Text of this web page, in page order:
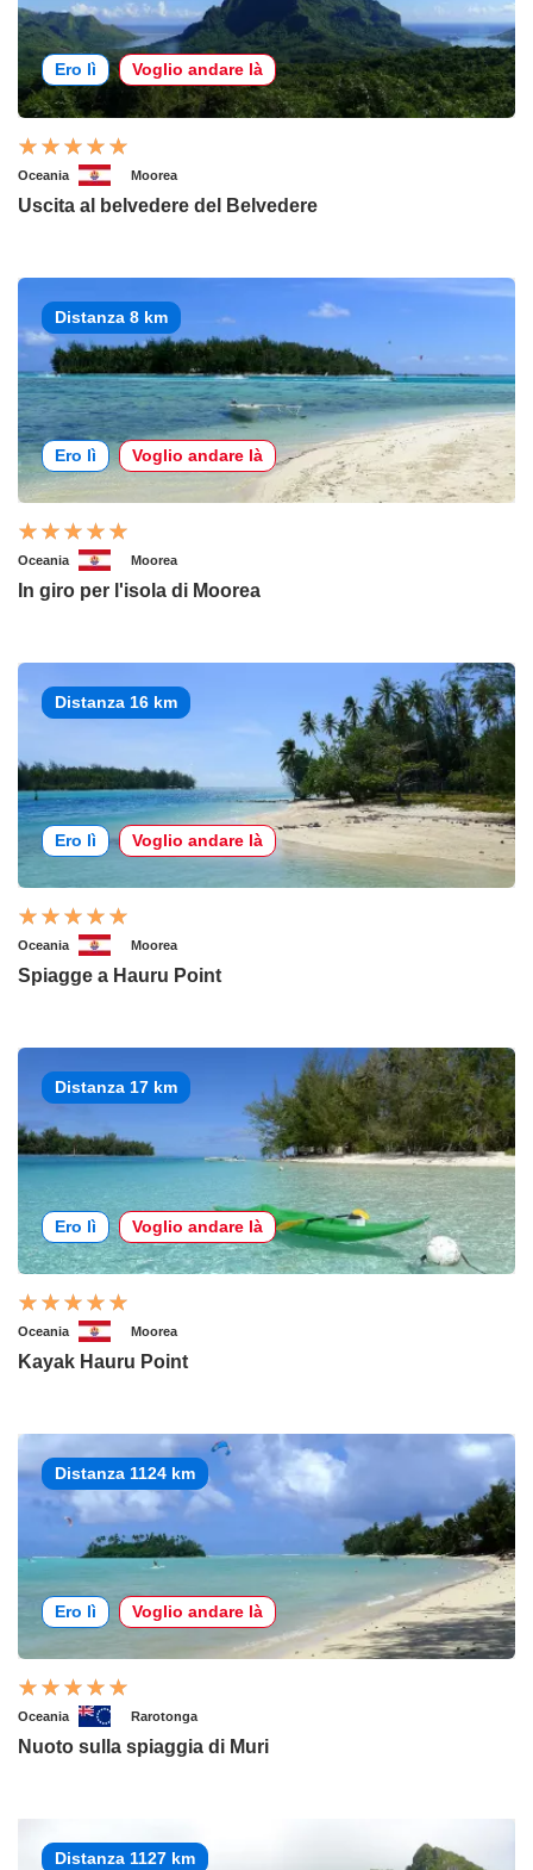
Ero lì Voglio andare là
Oceania Moorea
Uscita al belvedere del Belvedere
Distanza 8 km
Ero lì Voglio andare là
Oceania Moorea
In giro per l'isola di Moorea
Distanza 16 km
Ero lì Voglio andare là
Oceania Moorea
Spiagge a Hauru Point
Distanza 17 km
Ero lì Voglio andare là
Oceania Moorea
Kayak Hauru Point
Distanza 1124 km
Ero lì Voglio andare là
Oceania Rarotonga
Nuoto sulla spiaggia di Muri
Distanza 1127 km